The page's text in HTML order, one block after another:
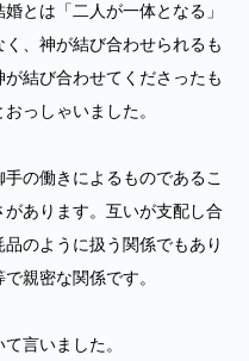
とは「二人が一体となる」
、神が結び合わせられるも
結び合わせてくださったも
っしゃいました。
の働きによるものであるこ
あります。互いが支配し合
のように扱う関係でもあり
親密な関係です。
言いました。